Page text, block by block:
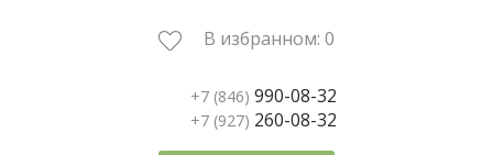
В избранном: 0
+7 (846) 990-08-32
+7 (927) 260-08-32